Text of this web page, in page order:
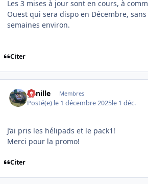
Les 3 mises à jour sont en cours, à
Ouest qui sera dispo en Décembre,
semaines environ.
Citer
ganille Membres
Posté(e) le 1 décembre 2025le 1 déc.
J’ai pris les hélipads et le pack1!
Merci pour la promo!
Citer